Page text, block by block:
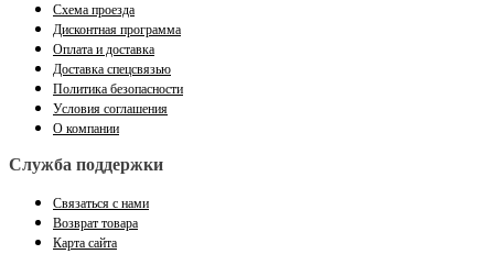
Схема проезда
Дисконтная программа
Оплата и доставка
Доставка спецсвязью
Политика безопасности
Условия соглашения
О компании
Служба поддержки
Связаться с нами
Возврат товара
Карта сайта